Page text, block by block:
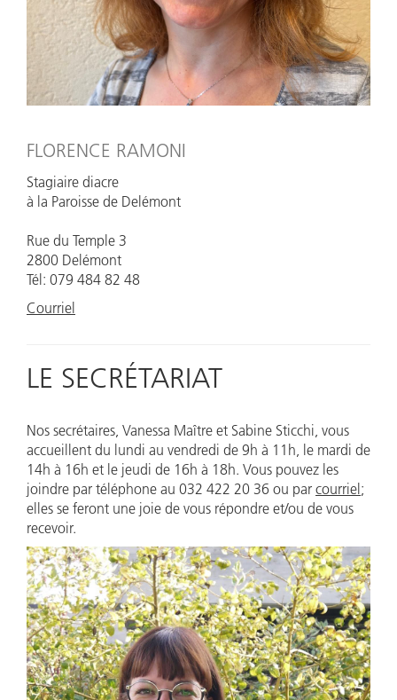
FLORENCE RAMONI
Stagiaire diacre
à la Paroisse de Delémont
Rue du Temple 3
2800 Delémont
Tél: 079 484 82 48
Courriel
LE SECRÉTARIAT
Nos secrétaires, Vanessa Maître et Sabine Sticchi, vous
accueillent du lundi au vendredi de 9h à 11h, le mardi de
14h à 16h et le jeudi de 16h à 18h. Vous pouvez les
joindre par téléphone au 032 422 20 36 ou par courriel ;
elles se feront une joie de vous répondre et/ou de vous
recevoir.